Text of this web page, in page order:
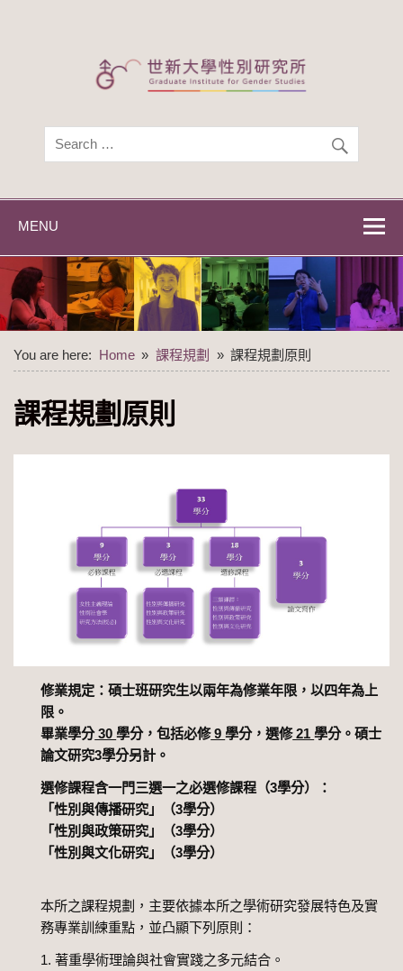
世新大學性別研
世新大學性別研究所
MENU
You are here: Home 課程規劃 課程規劃原則
課程規劃原則
修業規定：碩士班研究生以兩年為修業年限，以四年為上
限。
畢業學分30學分，包括必修9學分，選修21學分。碩士
論文研究3學分另計。
選修課程含一門三選一之必選修課程（3學分）：
「性別與傳播研究」（3學分）
「性別與政策研究」（3學分）
「性別與文化研究」（3學分）
本所之課程規劃，主要依據本所之學術研究發展特色及實
務專業訓練重點，並凸顯下列原則：
1. 著重學術理論與社會實踐之多元結合。